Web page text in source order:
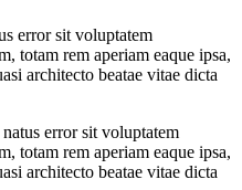
error sit voluptatem
totam rem aperiam eaque ipsa,
architecto beatae vitae dicta
error sit voluptatem
totam rem aperiam eaque ipsa,
architecto beatae vitae dicta